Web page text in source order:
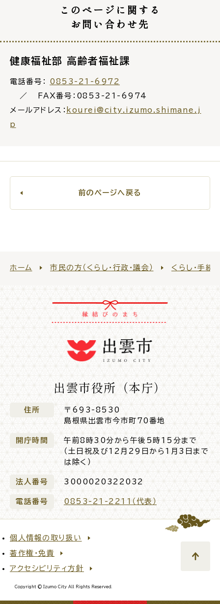
このページに関する
お問い合わせ先
健康福祉部 高齢者福祉課
電話番号： 0853-21-6972
FAX番号：0853-21-6974
メールアドレス： kourei@city.izumo.shimane.j
p
前のページへ戻る
ホーム 市民の方（くらし・行政・議会） くらし・手続
出雲市役所（本庁）
住所
〒693-8530
島根県出雲市今市町70番地
開庁時間
午前8時30分から午後5時15分まで
（土日祝及び12月29日から1月3日まで
は除く）
法人番号 3000020322032
電話番号 0853-21-2211（代表）
個人情報の取り扱い
著作権・免責
アクセシビリティ方針
Copyright © Izumo City All Rights Reserved.